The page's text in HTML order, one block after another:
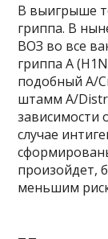
В выигрыше
гриппа. В
ВОЗ во все
гриппа А
подобный A/
штамм A/
зависимости
случае
произойдет,
меньшим